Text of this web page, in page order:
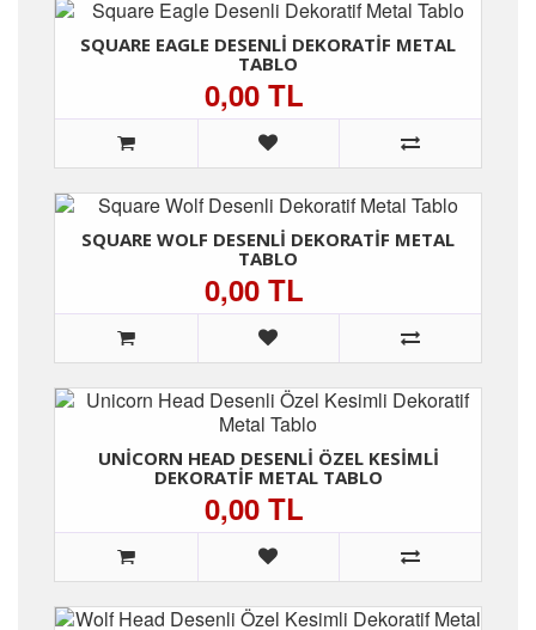
SQUARE EAGLE DESENLI DEKORATIF METAL
TABLO
0,00 TL
SQUARE WOLF DESENLI DEKORATIF METAL
TABLO
0,00 TL
UNICORN HEAD DESENLI ÖZEL KESIMLI
DEKORATIF METAL TABLO
0,00 TL